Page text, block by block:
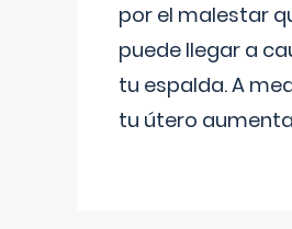
por el malestar
puede llegar a
tu espalda. A
tu útero aumenta